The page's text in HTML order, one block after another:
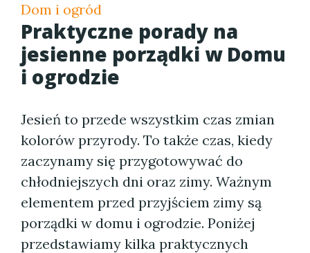
Dom i ogród
Praktyczne porady na
jesienne porządki w Domu
i ogrodzie
Jesień to przede wszystkim czas zmian
kolorów przyrody. To także czas, kiedy
zaczynamy się przygotowywać do
chłodniejszych dni oraz zimy. Ważnym
elementem przed przyjściem zimy są
porządki w domu i ogrodzie. Poniżej
przedstawiamy kilka praktycznych